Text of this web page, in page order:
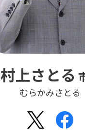
村上さとる
むらかみさとる